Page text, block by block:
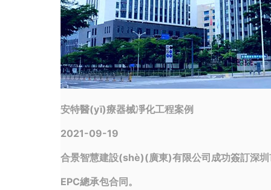
安特醫(yī)療器械凈化工程案例
2021-09-19
合景智慧建設(shè)(廣東)有限公司成功簽訂深
EPC總承包合同。